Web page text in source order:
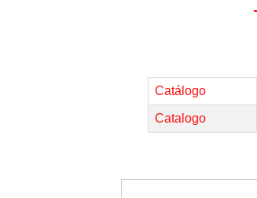
Catálogo
Catalogo